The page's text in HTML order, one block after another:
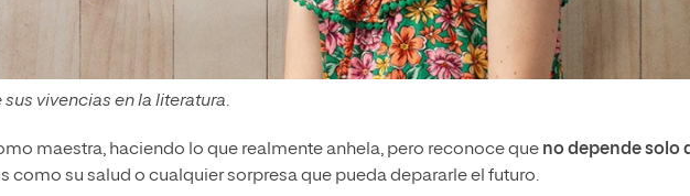
vivencias en la literatura.
maestra, haciendo lo que realmente anhela, pero reconoce que no depende solo
como su salud o cualquier sorpresa que pueda depararle el futuro.